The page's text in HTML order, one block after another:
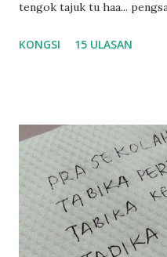
tengok tajuk tu haa...
tau? yang sebut tu anak
balik keja aku ajak la shah
sikit...dalam perjalanan
kami memang akan pimpin
dalam... dan kebiasanya
bahagi lah siapa nak pimpin
dukung adik hadi sambil
KONGSI 15 ULASAN